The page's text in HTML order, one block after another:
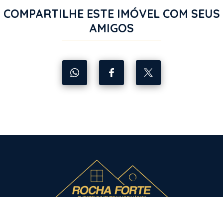
COMPARTILHE ESTE IMÓVEL COM SEUS
AMIGOS